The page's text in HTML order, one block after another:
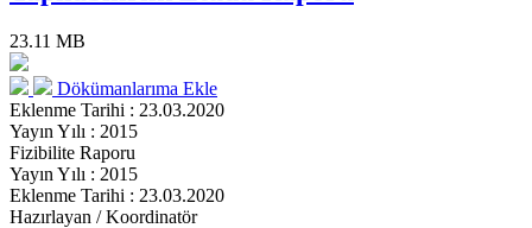
23.11 MB
Dökümanlarıma Ekle
Eklenme Tarihi : 23.03.2020
Yayın Yılı : 2015
Fizibilite Raporu
Yayın Yılı : 2015
Eklenme Tarihi : 23.03.2020
Hazırlayan / Koordinatör